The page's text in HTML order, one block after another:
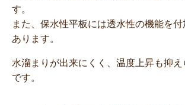
す。
また、保水性平板には透水性の機能を
あります。
水溜まりが出来にくく、温度上昇も抑
です。